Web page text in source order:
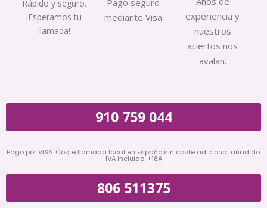
Rápido y seguro.
¡Esperamos tu
llamada!
mediante Visa
experiencia y
nuestros
aciertos nos
avalan.
910 759 044
Pago por VISA. Coste llamada local en España,sin coste adicional añadido.
IVA incluido. +18A
806 511375